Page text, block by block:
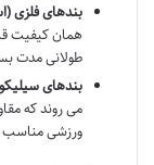
بندهای فلزی
همان کیفیت
طولانی مدت
بندهای
می روند که
ورزشی